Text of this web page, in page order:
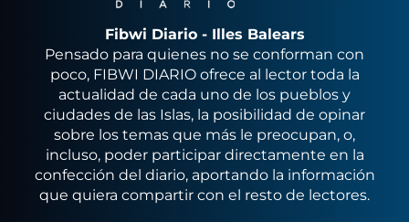
Fibwi Diario - Illes Balears
Pensado para quienes no se conforman con
poco, FIBWI DIARIO ofrece al lector toda la
actualidad de cada uno de los pueblos y
ciudades de las Islas, la posibilidad de opinar
sobre los temas que más le preocupan, o,
incluso, poder participar directamente en la
confección del diario, aportando la información
que quiera compartir con el resto de lectores.